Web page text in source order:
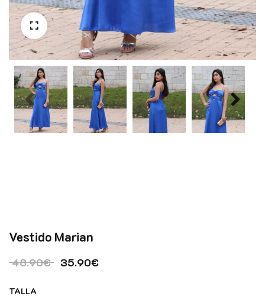
Vestido Marian
48.90€ El precio original era: 48.90€.
35.90€El precio actual es: 35.90€.
TALLA